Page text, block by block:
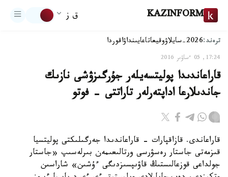
KAZINFORM ق ز
ترەند:2026-سايلاۋ وقيعاتاعايىنداۋاقوردا
17:24, 05 ءساۋىر 2016
قاراعاندىدا پوليتسەيلەر جۇرگىزۋشى نازىك
جاندىلارعا اداپتەرلەر تاراتتى - فوتو
قاراعاندى. قازاقپارات - قاراعاندىدا جەرگىلىكتى پوليتسيا
قىزمەتى جاستار رەسۋرسى ورتالىعىمەن بىرلەسىپ «جاستار
جولداعى قوزعالىستىڭ قاۋىپسىزدىگى ءۇشىن» شاراسىن